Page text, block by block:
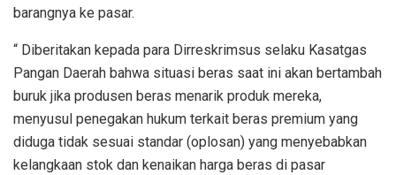
barangnya ke pasar.
“ Diberitakan kepada para Dirreskrimsus selaku Kasatgas
Pangan Daerah bahwa situasi beras saat ini akan bertambah
buruk jika produsen beras menarik produk mereka,
menyusul penegakan hukum terkait beras premium yang
diduga tidak sesuai standar (oplosan) yang menyebabkan
kelangkaan stok dan kenaikan harga beras di pasar